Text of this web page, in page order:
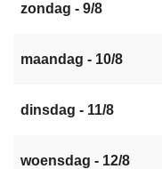
zondag - 9/8
maandag - 10/8
dinsdag - 11/8
woensdag - 12/8